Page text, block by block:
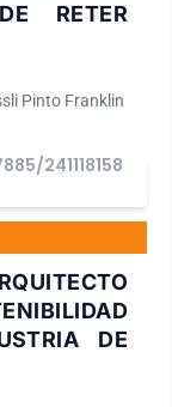
RETER
Pinto Franklin
241118158
DE